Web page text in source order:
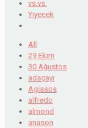
vs.vs.
Yiyecek
All
29 Ekim
30 Ağustos
adaçayı
Agiasos
alfredo
almond
anason